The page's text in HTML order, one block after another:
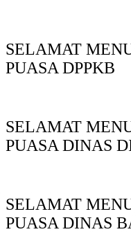
SELAMAT
PUASA DPPKB
SELAMAT
PUASA DINAS
SELAMAT
PUASA DINAS